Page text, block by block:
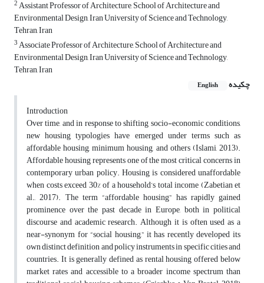
2Assistant Professor of Architecture, School of Architecture and
Environmental Design, Iran University of Science and Technology,
Tehran, Iran
3Associate Professor of Architecture, School of Architecture and
Environmental Design, Iran University of Science and Technology,
Tehran, Iran
چکیده
English
Introduction
Over time, and in response to shifting socio-economic conditions,
new housing typologies have emerged under terms such as
affordable housing, minimum housing, and others (Islami, 2013).
Affordable housing represents one of the most critical concerns in
contemporary urban policy. Housing is considered unaffordable
when costs exceed 30% of a household’s total income (Zabetian et
al., 2017). The term “affordable housing” has rapidly gained
prominence over the past decade in Europe, both in political
discourse and academic research. Although it is often used as a
near-synonym for “social housing,” it has recently developed its
own distinct definition and policy instruments in specific cities and
countries. It is generally defined as rental housing offered below
market rates and accessible to a broader income spectrum than